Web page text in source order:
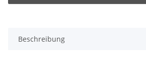
Beschreibung